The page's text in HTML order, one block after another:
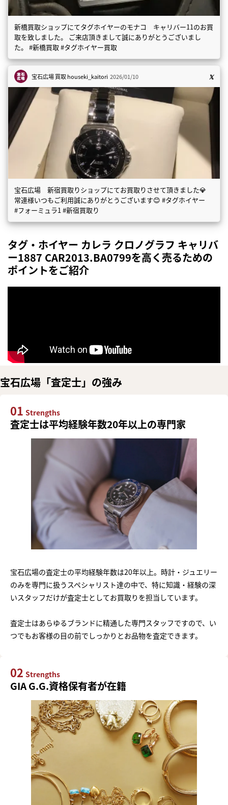
新橋買取ショップにてタグホイヤーのモナコ キャリバー11のお買
取を致しました。 ご来店頂きまして誠にありがとうございまし
た。 #新橋買取 #タグホイヤー買取
宝石広場 買取houseki_kaitori 2026/01/10
宝石広場 新宿買取りショップにてお買取りさせて頂きました💎
常連様いつもご利用誠にありがとうございます😊 #タグホイヤー
#フォーミュラ1 #新宿買取り
タグ・ホイヤー カレラ クロノグラフ キャリバ
ー1887 CAR2013.BA0799を高く売るための
ポイントをご紹介
宝石広場「査定士」の強み
01 Strengths
査定士は平均経験年数20年以上の専門家
宝石広場の査定士の平均経験年数は20年以上。時計・ジュエリー
のみを専門に扱うスペシャリスト達の中で、特に知識・経験の深
いスタッフだけが査定士としてお買取りを担当しています。
査定士はあらゆるブランドに精通した専門スタッフですので、い
つでもお客様の目の前でしっかりとお品物を査定できます。
02 Strengths
GIA G.G.資格保有者が在籍